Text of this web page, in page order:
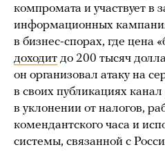
компромата и участвует в
информационных
в бизнес-спорах, где цена
доходит до 200 тысяч
он организовал атаку на
в своих публикациях канал
в уклонении от налогов,
комендантского часа и
системы, связанной с